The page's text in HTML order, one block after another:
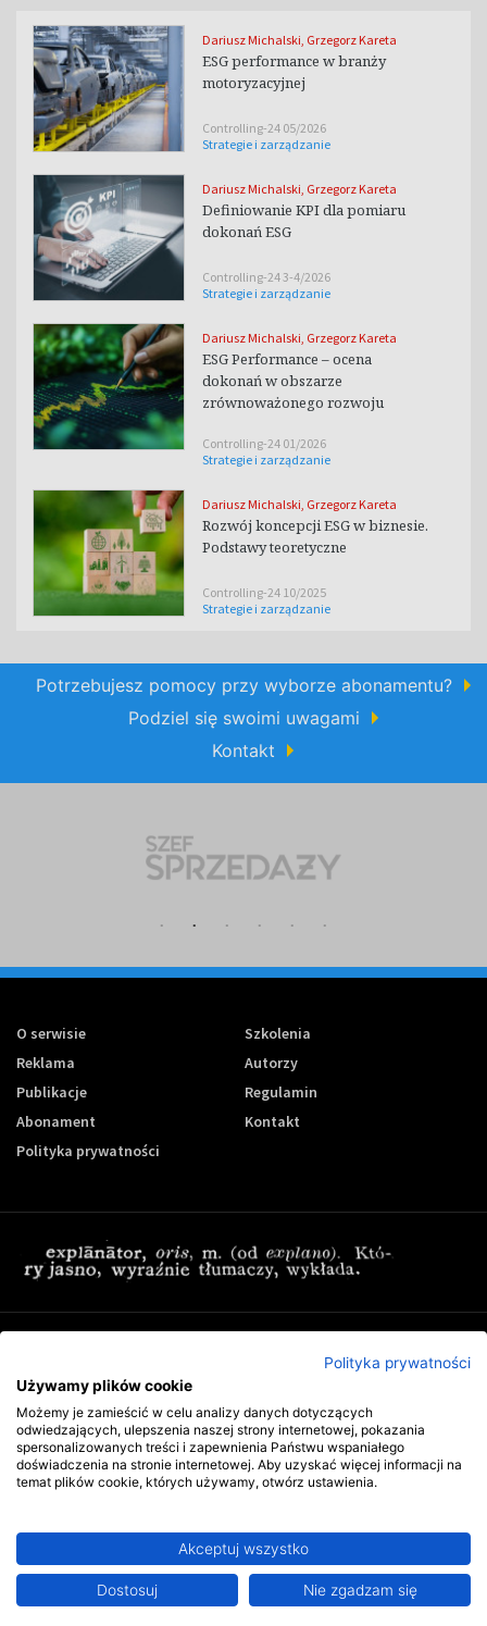
Dariusz Michalski, Grzegorz Kareta
ESG performance w branży
motoryzacyjnej
Controlling-24 05/2026
Strategie i zarządzanie
Dariusz Michalski, Grzegorz Kareta
Definiowanie KPI dla pomiaru
dokonań ESG
Controlling-24 3-4/2026
Strategie i zarządzanie
Dariusz Michalski, Grzegorz Kareta
ESG Performance – ocena
dokonań w obszarze
zrównoważonego rozwoju
Controlling-24 01/2026
Strategie i zarządzanie
Dariusz Michalski, Grzegorz Kareta
Rozwój koncepcji ESG w biznesie.
Podstawy teoretyczne
Controlling-24 10/2025
Strategie i zarządzanie
Potrzebujesz pomocy przy wyborze abonamentu?
Podziel się swoimi uwagami
Kontakt
O serwisie
Szkolenia
Reklama
Autorzy
Publikacje
Regulamin
Abonament
Kontakt
Polityka prywatności
Copyright © 2009-2026 Wszystkie prawa zastrzeżone. Wydawnictwo
szkolenia i publikacje.
Ta strona jest chroniona przez reCAPTCHA i obowiązują na niejpolityka
prywatnościorazwarunki korzystania z usługifirmy Google.
Abonament już od 102 zł miesięcznie
Dwutygodniowy dostęp bez zobowiązań
Polityka prywatności
Używamy plików cookie
Możemy je zamieścić w celu analizy danych dotyczących
odwiedzających, ulepszenia naszej strony internetowej, pokazania
spersonalizowanych treści i zapewnienia Państwu wspaniałego
doświadczenia na stronie internetowej. Aby uzyskać więcej informacji na
temat plików cookie, których używamy, otwórz ustawienia.
Akceptuj wszystko
Dostosuj Nie zgadzam się